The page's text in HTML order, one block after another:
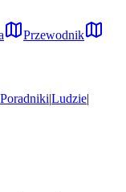
Przewodnik
Poradniki|Ludzie|